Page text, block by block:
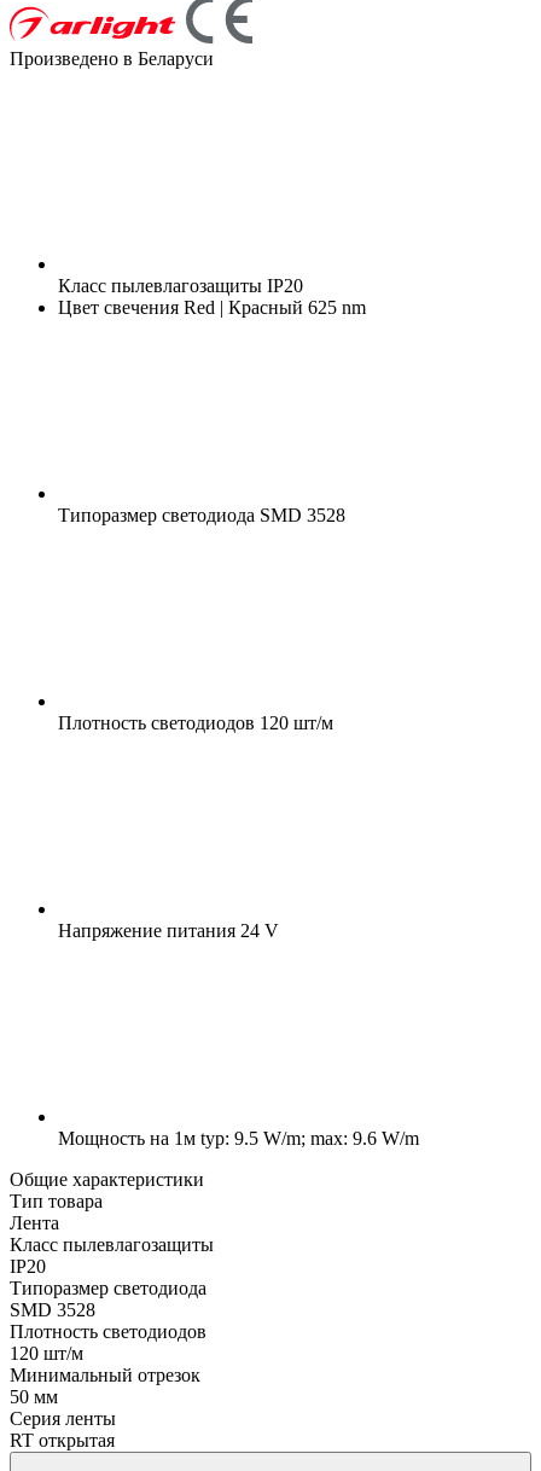
Произведено в Беларуси
Класс пылевлагозащиты IP20
Цвет свечения Red | Красный 625 nm
Типоразмер светодиода SMD 3528
Плотность светодиодов 120 шт/м
Напряжение питания 24 V
Мощность на 1м typ: 9.5 W/m; max: 9.6 W/m
Общие характеристики
Тип товара
Лента
Класс пылевлагозащиты
IP20
Типоразмер светодиода
SMD 3528
Плотность светодиодов
120 шт/м
Минимальный отрезок
50 мм
Серия ленты
RT открытая